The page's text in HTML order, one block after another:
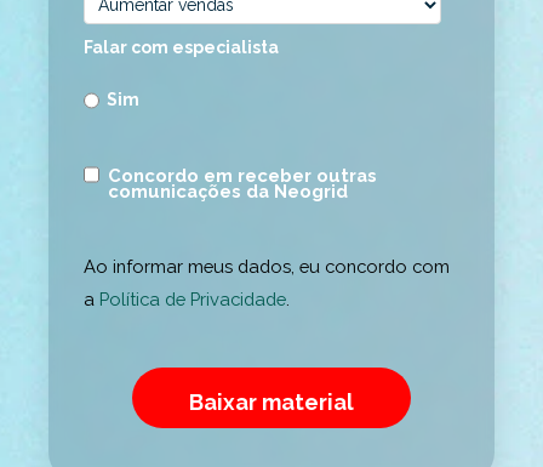
Falar com especialista
Sim
Concordo em receber outras
comunicações da Neogrid
Ao informar meus dados, eu concordo com
a Política de Privacidade